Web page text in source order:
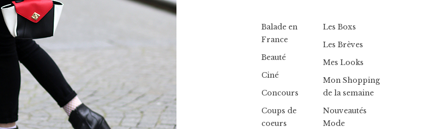
Balade en
France
Beauté
Ciné
Concours
Coups de
coeurs
Les Boxs
Les Brèves
Mes Looks
Mon Shopping
de la semaine
Nouveautés
Mode